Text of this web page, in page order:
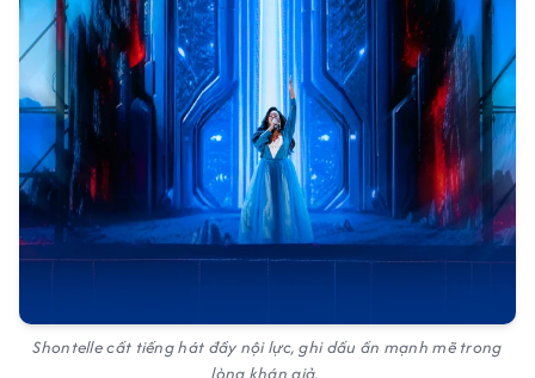
Shontelle cất tiếng hát đầy nội lực, ghi dấu ấn mạnh mẽ trong